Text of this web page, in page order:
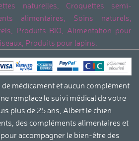
naturelles, Croquettes semi-
alimentaires, Soins naturels,
Produits BIO, Alimentation pour
Produits pour lapins.
médicament et aucun complément
remplace le suivi médical de votre
plus de 25 ans, Albert le chien
des compléments alimentaires et
accompagner le bien-être des